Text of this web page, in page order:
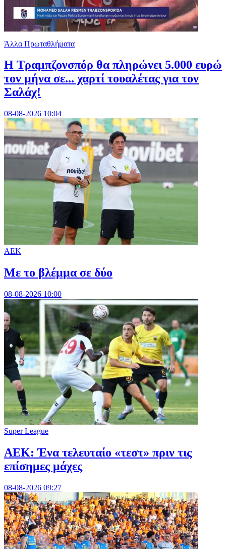
Άλλα Πρωταθλήματα
Η Τραμπζονσπόρ θα πληρώνει 5.000 ευρώ
τον μήνα σε... χαρτί τουαλέτας για τον
Σαλάχ!
08-08-2026 10:04
ΑΕΚ
Με το βλέμμα σε δύο
08-08-2026 10:00
Super League
ΑΕΚ: Ένα τελευταίο «τεστ» πριν τις
επίσημες μάχες
08-08-2026 09:27